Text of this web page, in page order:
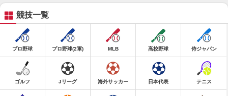
競技一覧
プロ野球 プロ野球(2軍) MLB 高校野球 侍ジャパン
ゴルフ Jリーグ 海外サッカー 日本代表 テニス